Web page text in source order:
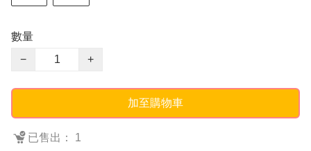
數量
−
+
加至購物車
已售出： 1